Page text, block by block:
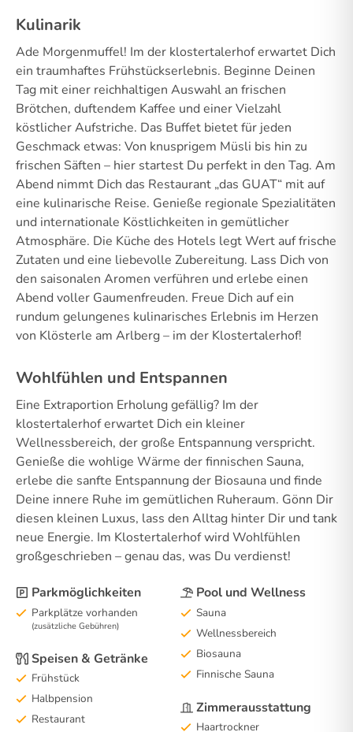
Kulinarik
Ade Morgenmuffel! Im der klostertalerhof erwartet Dich
ein traumhaftes Frühstückserlebnis. Beginne Deinen
Tag mit einer reichhaltigen Auswahl an frischen
Brötchen, duftendem Kaffee und einer Vielzahl
köstlicher Aufstriche. Das Buffet bietet für jeden
Geschmack etwas: Von knusprigem Müsli bis hin zu
frischen Säften – hier startest Du perfekt in den Tag. Am
Abend nimmt Dich das Restaurant „das GUAT“ mit auf
eine kulinarische Reise. Genieße regionale Spezialitäten
und internationale Köstlichkeiten in gemütlicher
Atmosphäre. Die Küche des Hotels legt Wert auf frische
Zutaten und eine liebevolle Zubereitung. Lass Dich von
den saisonalen Aromen verführen und erlebe einen
Abend voller Gaumenfreuden. Freue Dich auf ein
rundum gelungenes kulinarisches Erlebnis im Herzen
von Klösterle am Arlberg – im der Klostertalerhof!
Wohlfühlen und Entspannen
Eine Extraportion Erholung gefällig? Im der
klostertalerhof erwartet Dich ein kleiner
Wellnessbereich, der große Entspannung verspricht.
Genieße die wohlige Wärme der finnischen Sauna,
erlebe die sanfte Entspannung der Biosauna und finde
Deine innere Ruhe im gemütlichen Ruheraum. Gönn Dir
diesen kleinen Luxus, lass den Alltag hinter Dir und tank
neue Energie. Im Klostertalerhof wird Wohlfühlen
großgeschrieben – genau das, was Du verdienst!
Parkmöglichkeiten
Parkplätze vorhanden
(zusätzliche Gebühren)
Speisen & Getränke
Frühstück
Halbpension
Restaurant
Pool und Wellness
Sauna
Wellnessbereich
Biosauna
Finnische Sauna
Zimmerausstattung
Haartrockner